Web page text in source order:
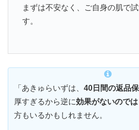
まずは不安なく、ご自身の肌で
す。
「あきゅらいずは、 40日間の返品
厚すぎるから逆に効果がないのでは
方もいるかもしれません。